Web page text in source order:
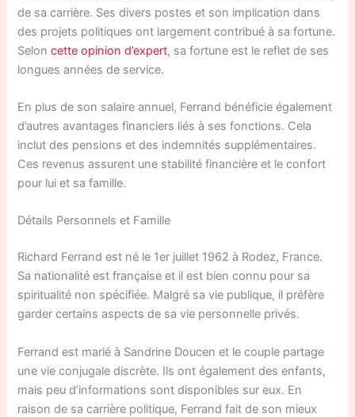
de sa carrière. Ses divers postes et son implication dans
des projets politiques ont largement contribué à sa fortune.
Seloncette opinion d’expert, sa fortune est le reflet de ses
longues années de service.
En plus de son salaire annuel, Ferrand bénéficie également
d’autres avantages financiers liés à ses fonctions. Cela
inclut des pensions et des indemnités supplémentaires.
Ces revenus assurent une stabilité financière et le confort
pour lui et sa famille.
Détails Personnels et Famille
Richard Ferrand est né le 1er juillet 1962 à Rodez, France.
Sa nationalité est française et il est bien connu pour sa
spiritualité non spécifiée. Malgré sa vie publique, il préfère
garder certains aspects de sa vie personnelle privés.
Ferrand est marié à Sandrine Doucen et le couple partage
une vie conjugale discrète. Ils ont également des enfants,
mais peu d’informations sont disponibles sur eux. En
raison de sa carrière politique, Ferrand fait de son mieux